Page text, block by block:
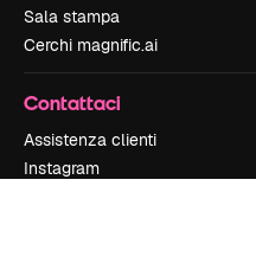
Sala stampa
Cerchi magnific.ai
Contattaci
Assistenza clienti
Instagram